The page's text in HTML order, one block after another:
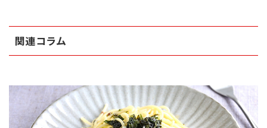
関連コラム